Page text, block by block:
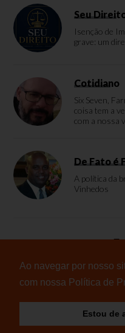
Ao navegar por nosso
com nossa Política de
Estou de
Seu
Isenção de
grave: um
Cotidiano
Six Seven,
coisa tem a
com a nossa
De Fato é
A política da
Vinhedos